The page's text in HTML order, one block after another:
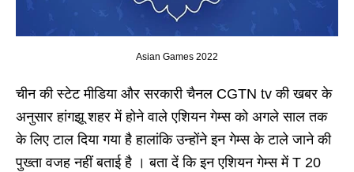
Asian Games 2022
चीन की स्टेट मीडिया और सरकारी चैनल CGTN tv की खबर के
अनुसार हांगझू शहर में होने वाले एशियन गेम्स को अगले साल तक
के लिए टाल दिया गया है हालांकि उन्होंने इन गेम्स के टाले जाने की
पुख्ता वजह नहीं बताई है । बता दें कि इन एशियन गेम्स में T 20